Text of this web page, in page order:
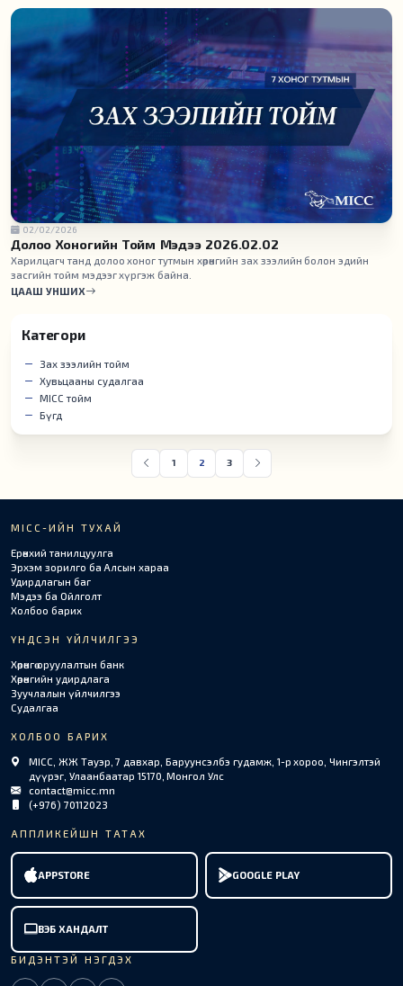
02/02/2026
Долоо Хоногийн Тойм Мэдээ 2026.02.02
Харилцагч танд долоо хоног тутмын хөрөнгийн зах зээлийн болон эдийн
засгийн тойм мэдээг хүргэж байна.
ЦААШ УНШИХ
Категори
Зах зээлийн тойм
Хувьцааны судалгаа
MICC тойм
Бүгд
1 2 3
MICC-ИЙН ТУХАЙ
Ерөнхий танилцуулга
Эрхэм зорилго ба Алсын хараа
Удирдлагын баг
Мэдээ ба Ойлголт
Холбоо барих
ҮНДСЭН ҮЙЛЧИЛГЭЭ
Хөрөнгө оруулалтын банк
Хөрөнгийн удирдлага
Зуучлалын үйлчилгээ
Судалгаа
ХОЛБОО БАРИХ
MICC, ЖЖ Тауэр, 7 давхар, Баруунсэлбэ гудамж, 1-р хороо, Чингэлтэй
дүүрэг, Улаанбаатар 15170, Монгол Улс
contact@micc.mn
(+976) 70112023
АППЛИКЕЙШН ТАТАХ
APPSTORE GOOGLE PLAY
ВЭБ ХАНДАЛТ
БИДЭНТЭЙ НЭГДЭХ